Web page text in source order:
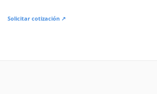
Solicitar cotización ↗